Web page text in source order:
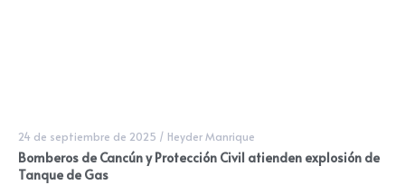
24 de septiembre de 2025 / Heyder Manrique
Bomberos de Cancún y Protección Civil atienden explosión de
Tanque de Gas